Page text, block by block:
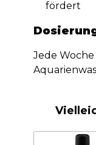
fördert
Jede Woche